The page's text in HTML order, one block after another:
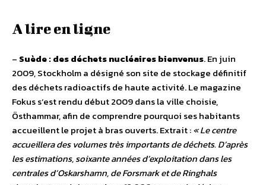
A lire en ligne
– Suède : des déchets nucléaires bienvenus. En juin
2009, Stockholm a désigné son site de stockage définitif
des déchets radioactifs de haute activité. Le magazine
Fokus s’est rendu début 2009 dans la ville choisie,
Östhammar, afin de comprendre pourquoi ses habitants
accueillent le projet à bras ouverts. Extrait :« Le centre
accueillera des volumes très importants de déchets. D’après
les estimations, soixante années d’exploitation dans les
centrales d’Oskarshamn, de Forsmark et de Ringhals